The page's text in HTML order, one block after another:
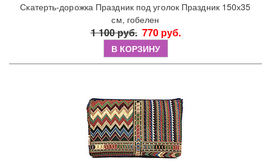
Скатерть-дорожка Праздник под уголок Праздник 150х35
см, гобелен
1 100 руб. 770 руб.
В КОРЗИНУ